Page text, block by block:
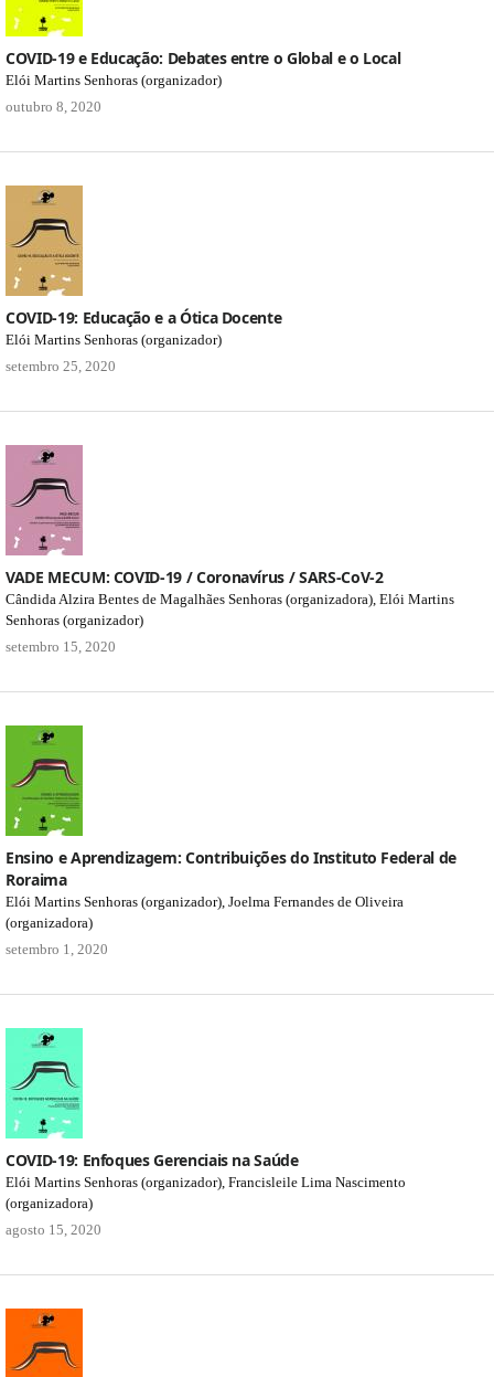
COVID-19 e Educação: Debates entre o Global e o Local
Elói Martins Senhoras (organizador)
outubro 8, 2020
COVID-19: Educação e a Ótica Docente
Elói Martins Senhoras (organizador)
setembro 25, 2020
VADE MECUM: COVID-19 / Coronavírus / SARS-CoV-2
Cândida Alzira Bentes de Magalhães Senhoras (organizadora), Elói Martins
Senhoras (organizador)
setembro 15, 2020
Ensino e Aprendizagem: Contribuições do Instituto Federal de
Roraima
Elói Martins Senhoras (organizador), Joelma Fernandes de Oliveira
(organizadora)
setembro 1, 2020
COVID-19: Enfoques Gerenciais na Saúde
Elói Martins Senhoras (organizador), Francisleile Lima Nascimento
(organizadora)
agosto 15, 2020